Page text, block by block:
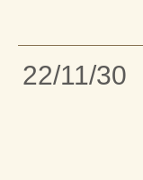
22/11/30